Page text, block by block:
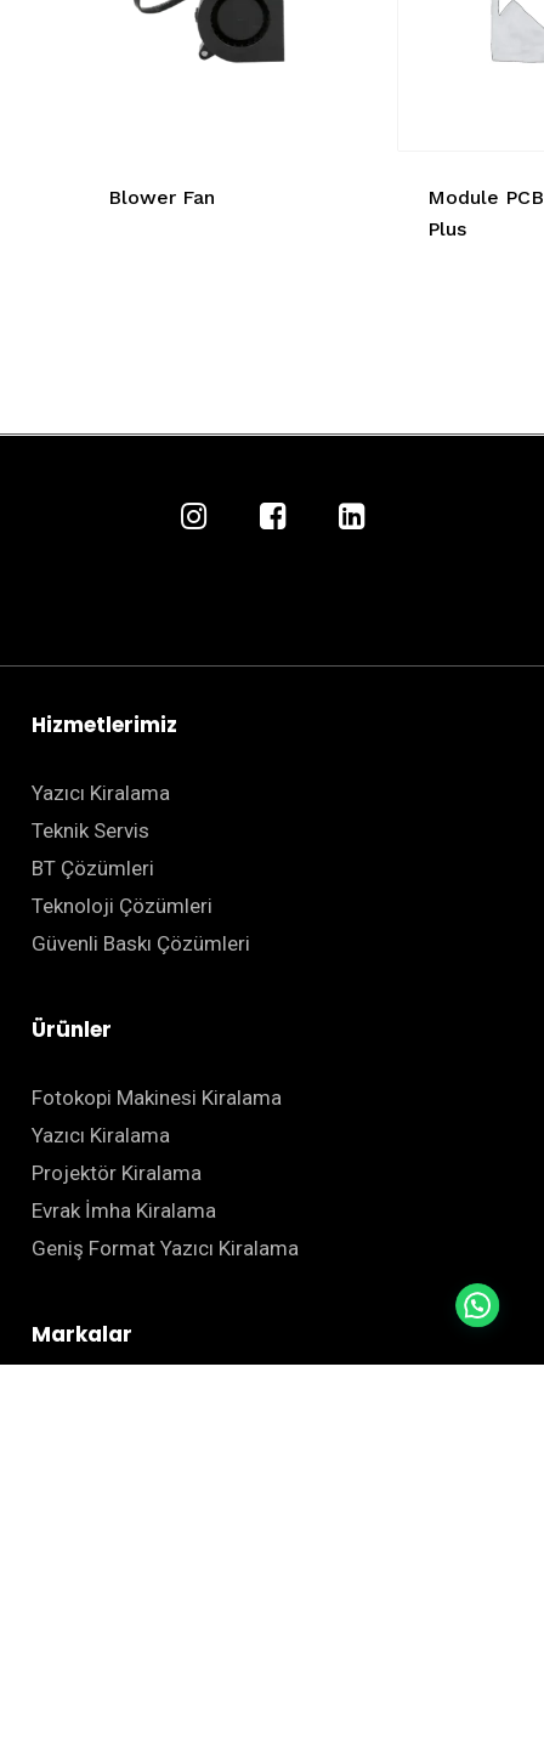
Blower Fan
Module
Plus
Hizmetlerimiz
Yazıcı Kiralama
Teknik Servis
BT Çözümleri
Teknoloji Çözümleri
Güvenli Baskı Çözümleri
Ürünler
Fotokopi Makinesi Kiralama
Yazıcı Kiralama
Projektör Kiralama
Evrak İmha Kiralama
Geniş Format Yazıcı Kiralama
Markalar